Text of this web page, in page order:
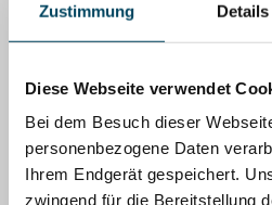
Zustimmung Details
Diese Webseite verwendet
Bei dem Besuch dieser
personenbezogene Daten
Ihrem Endgerät gespeichert.
zwingend für die Bereitstellung
Ein professionell erstellter
durch effiziente, digitalisierte
transparente Prozesse,
der Unternehmenssteuerung
Unternehmens durch
gesetzlicher Vorschriften.